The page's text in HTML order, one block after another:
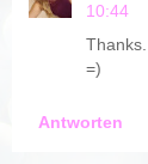
10:44
=)
Antworten